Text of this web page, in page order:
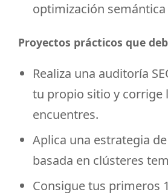
optimización
Proyectos prácticos que
Realiza una auditoría
tu propio sitio y corrige
encuentres.
Aplica una estrategia
basada en clústeres
Consigue tus primeros